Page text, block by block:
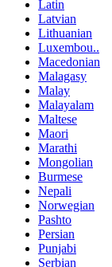
Latin
Latvian
Lithuanian
Luxembou..
Macedonian
Malagasy
Malay
Malayalam
Maltese
Maori
Marathi
Mongolian
Burmese
Nepali
Norwegian
Pashto
Persian
Punjabi
Serbian